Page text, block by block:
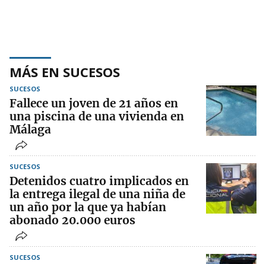
MÁS EN SUCESOS
SUCESOS
Fallece un joven de 21 años en
una piscina de una vivienda en
Málaga
SUCESOS
Detenidos cuatro implicados en
la entrega ilegal de una niña de
un año por la que ya habían
abonado 20.000 euros
SUCESOS